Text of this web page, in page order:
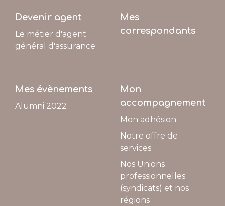
Devenir agent
Le métier d'agent
général d'assurance
Mes
correspondants
Mes évènements
Alumni 2022
Mon
accompagnement
Mon adhésion
Notre offre de
services
Nos Unions
professionnelles
(syndicats) et nos
régions